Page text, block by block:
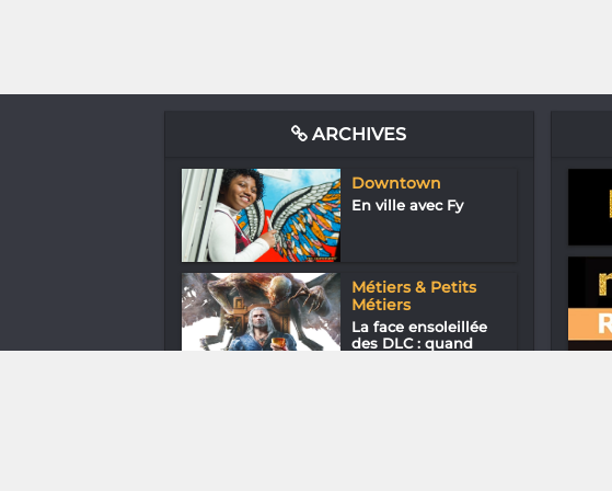
ARCHIVES
Downtown
En ville avec Fy
Métiers & Petits
Métiers
La face ensoleillée
des DLC : quand